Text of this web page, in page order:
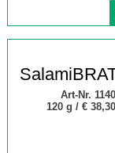
Art-Nr. 1140
120 g / €